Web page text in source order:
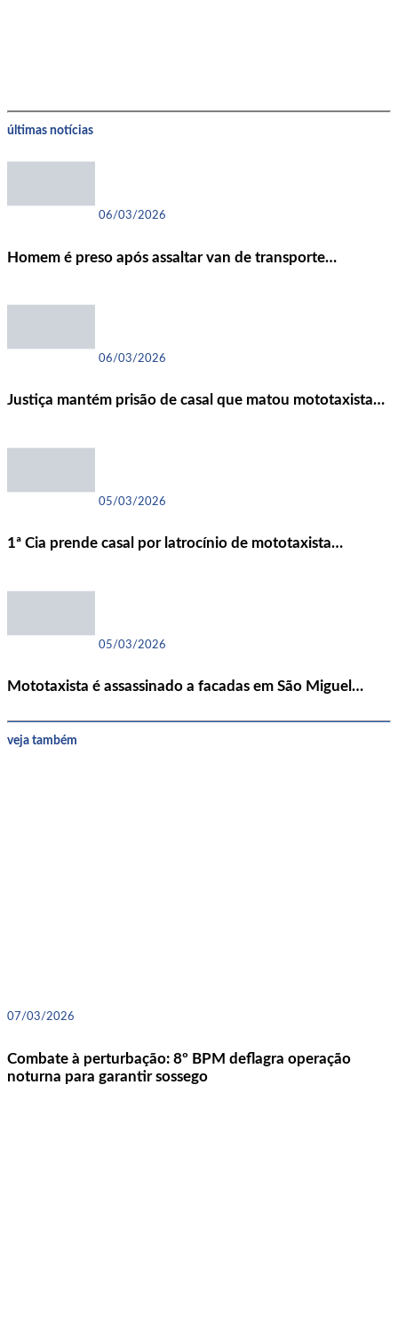
últimas notícias
06/03/2026
Homem é preso após assaltar van de transporte…
06/03/2026
Justiça mantém prisão de casal que matou mototaxista…
05/03/2026
1ª Cia prende casal por latrocínio de mototaxista…
05/03/2026
Mototaxista é assassinado a facadas em São Miguel…
veja também
07/03/2026
Combate à perturbação: 8º BPM deflagra operação
noturna para garantir sossego